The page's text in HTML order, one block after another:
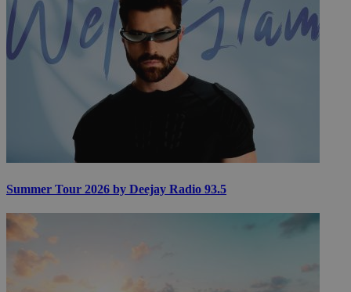
Summer Tour 2026 by Deejay Radio 93.5